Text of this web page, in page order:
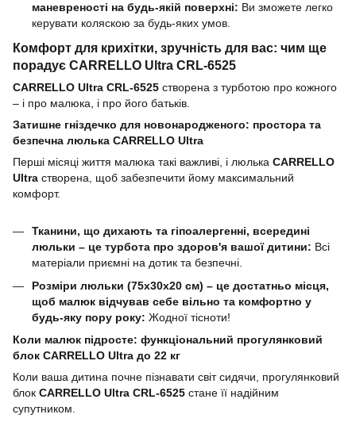
маневреності на будь-якій поверхні: Ви зможете легко
керувати коляскою за будь-яких умов.
Комфорт для крихітки, зручність для вас: чим ще
порадує CARRELLO Ultra CRL-6525
CARRELLO Ultra CRL-6525 створена з турботою про кожного
– і про малюка, і про його батьків.
Затишне гніздечко для новонародженого: простора та
безпечна люлька CARRELLO Ultra
Перші місяці життя малюка такі важливі, і люлька CARRELLO
Ultra створена, щоб забезпечити йому максимальний
комфорт.
Тканини, що дихають та гіпоалергенні, всередині
люльки – це турбота про здоров'я вашої дитини: Всі
матеріали приємні на дотик та безпечні.
Розміри люльки (75x30x20 см) – це достатньо місця,
щоб малюк відчував себе вільно та комфортно у
будь-яку пору року: Жодної тісноти!
Коли малюк підросте: функціональний прогулянковий
блок CARRELLO Ultra до 22 кг
Коли ваша дитина почне пізнавати світ сидячи, прогулянковий
блок CARRELLO Ultra CRL-6525 стане її надійним
супутником.